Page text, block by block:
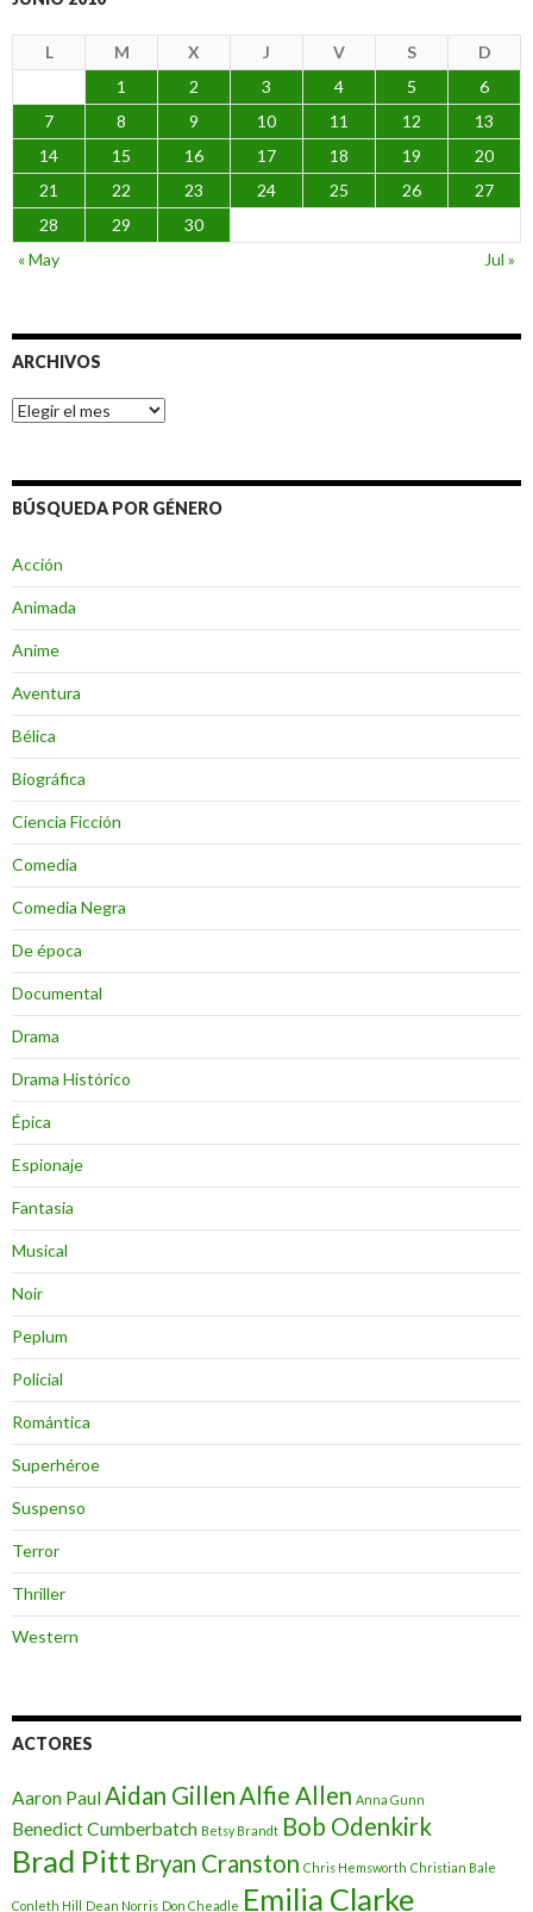
L M X J V S
D
1
2 3 4 5
6
7
8 9 10 11 12
13
14
15 16 17 18 19
20
21
22 23 24 25 26
27
28
29
30
« May
Jul »
ARCHIVOS
Archivos
BÚSQUEDA POR GÉNERO
Acción
Animada
Anime
Aventura
Bélica
Biográfica
Ciencia Ficción
Comedia
Comedia Negra
De época
Documental
Drama
Drama Histórico
Épica
Espionaje
Fantasia
Musical
Noir
Peplum
Policial
Romántica
Superhéroe
Suspenso
Terror
Thriller
Western
ACTORES
Aaron PaulAidan GillenAlfie Allen Anna Gunn
Benedict Cumberbatch Betsy Brandt Bob Odenkirk
Brad Pitt Bryan Cranston Chris Hemsworth Christian Bale
Conleth Hill Dean Norris Don Cheadle Emilia Clarke